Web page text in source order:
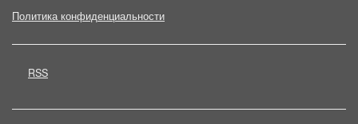
Политика конфиденциальности
RSS